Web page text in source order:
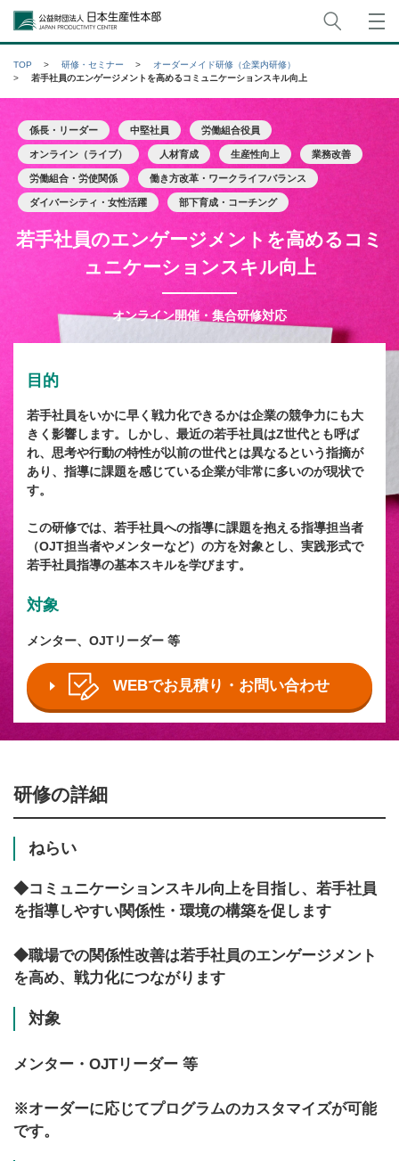
公益財団法人日本生産性本部
TOP 研修・セミナー
オーダーメイド研修（企業内研修）
若手社員のエンゲージメントを高めるコミュニケーションスキル向上
係長・リーダー 中堅社員 労働組合役員
オンライン（ライブ） 人材育成 生産性向上 業務改善
労働組合・労使関係 働き方改革・ワークライフバランス
ダイバーシティ・女性活躍 部下育成・コーチング
若手社員のエンゲージメントを高めるコミ
ュニケーションスキル向上
オンライン開催・集合研修対応
目的
若手社員をいかに早く戦力化できるかは企業の競争力にも大
きく影響します。しかし、最近の若手社員はZ世代とも呼ば
れ、思考や行動の特性が以前の世代とは異なるという指摘が
あり、指導に課題を感じている企業が非常に多いのが現状で
す。
この研修では、若手社員への指導に課題を抱える指導担当者
（OJT担当者やメンターなど）の方を対象とし、実践形式で
若手社員指導の基本スキルを学びます。
対象
メンター、OJTリーダー 等
WEBでお見積り・お問い合わせ
研修の詳細
ねらい
◆コミュニケーションスキル向上を目指し、若手社員
を指導しやすい関係性・環境の構築を促します
◆職場での関係性改善は若手社員のエンゲージメント
を高め、戦力化につながります
対象
メンター・OJTリーダー 等
※オーダーに応じてプログラムのカスタマイズが可能
です。